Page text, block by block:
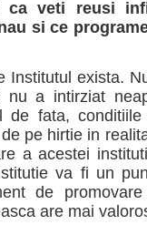
ca veti reusi
si ce
Institutul exista.
a intirziat
de fata,
pe hirtie in
a acestei
va fi un
de
are mai